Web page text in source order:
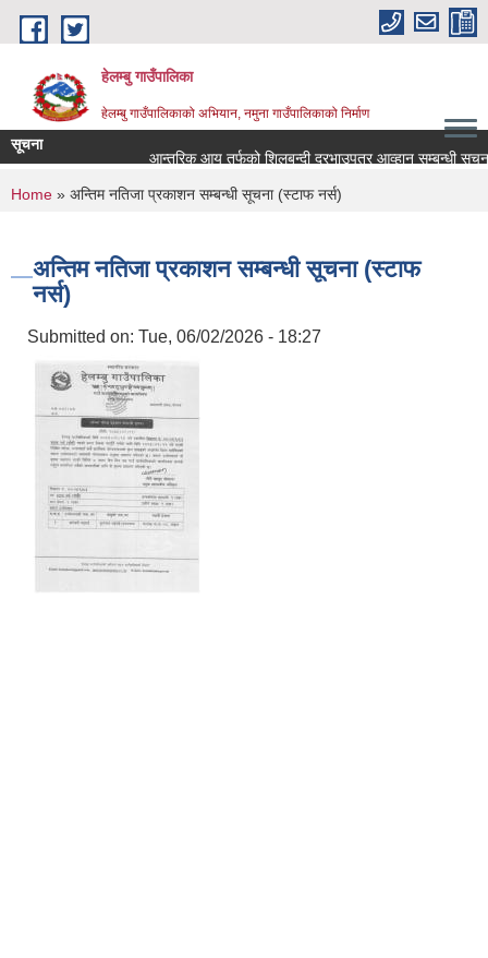
Skip to main content
हेलम्बु गाउँपालिका
हेलम्बु गाउँपालिकाको अभियान, नमुना गाउँपालिकाको निर्माण
सूचना
आन्तरिक आय तर्फको शिलबन्दी दरभाउपत्र आव्हान सम्बन्धी सूचना।
You are here
Home » अन्तिम नतिजा प्रकाशन सम्बन्धी सूचना (स्टाफ नर्स)
अन्तिम नतिजा प्रकाशन सम्बन्धी सूचना (स्टाफ
नर्स)
Submitted on: Tue, 06/02/2026 - 18:27